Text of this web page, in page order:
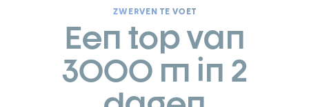
ZWERVEN TE VOET
Een top van
3000 m in 2